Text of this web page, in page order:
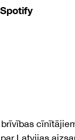
Latvijas